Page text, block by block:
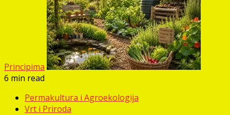
Principima
6 min read
Permakultura i Agroekologija
Vrt i Priroda